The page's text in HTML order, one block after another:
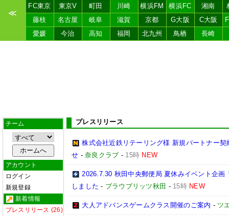
≪
FC東京
東京V 町田 川崎 横浜FM 横浜FC 湘南
藤枝
名古屋 岐阜 滋賀 京都 G大阪 C大阪
愛媛
今治 高知 福岡 北九州 鳥栖 長崎
チーム
アカウント
ログイン
新規登録
新着情報
プレスリリース (26)
プレスリリース
株式会社近鉄リテーリング様 新規パートナー
せ -奈良クラブ - 15時 NEW
2026.7.30 秋田中央郵便局 夏休みイベント企
しました - ブラウブリッツ秋田 - 15時 NEW
大人アドバンスゲームクラス開催のご案内 - ツ